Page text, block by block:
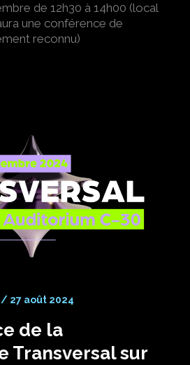
de 12h30 à 14h00 (local
une conférence de
reconnu)
/ 27 août 2024
de la
Transversal sur